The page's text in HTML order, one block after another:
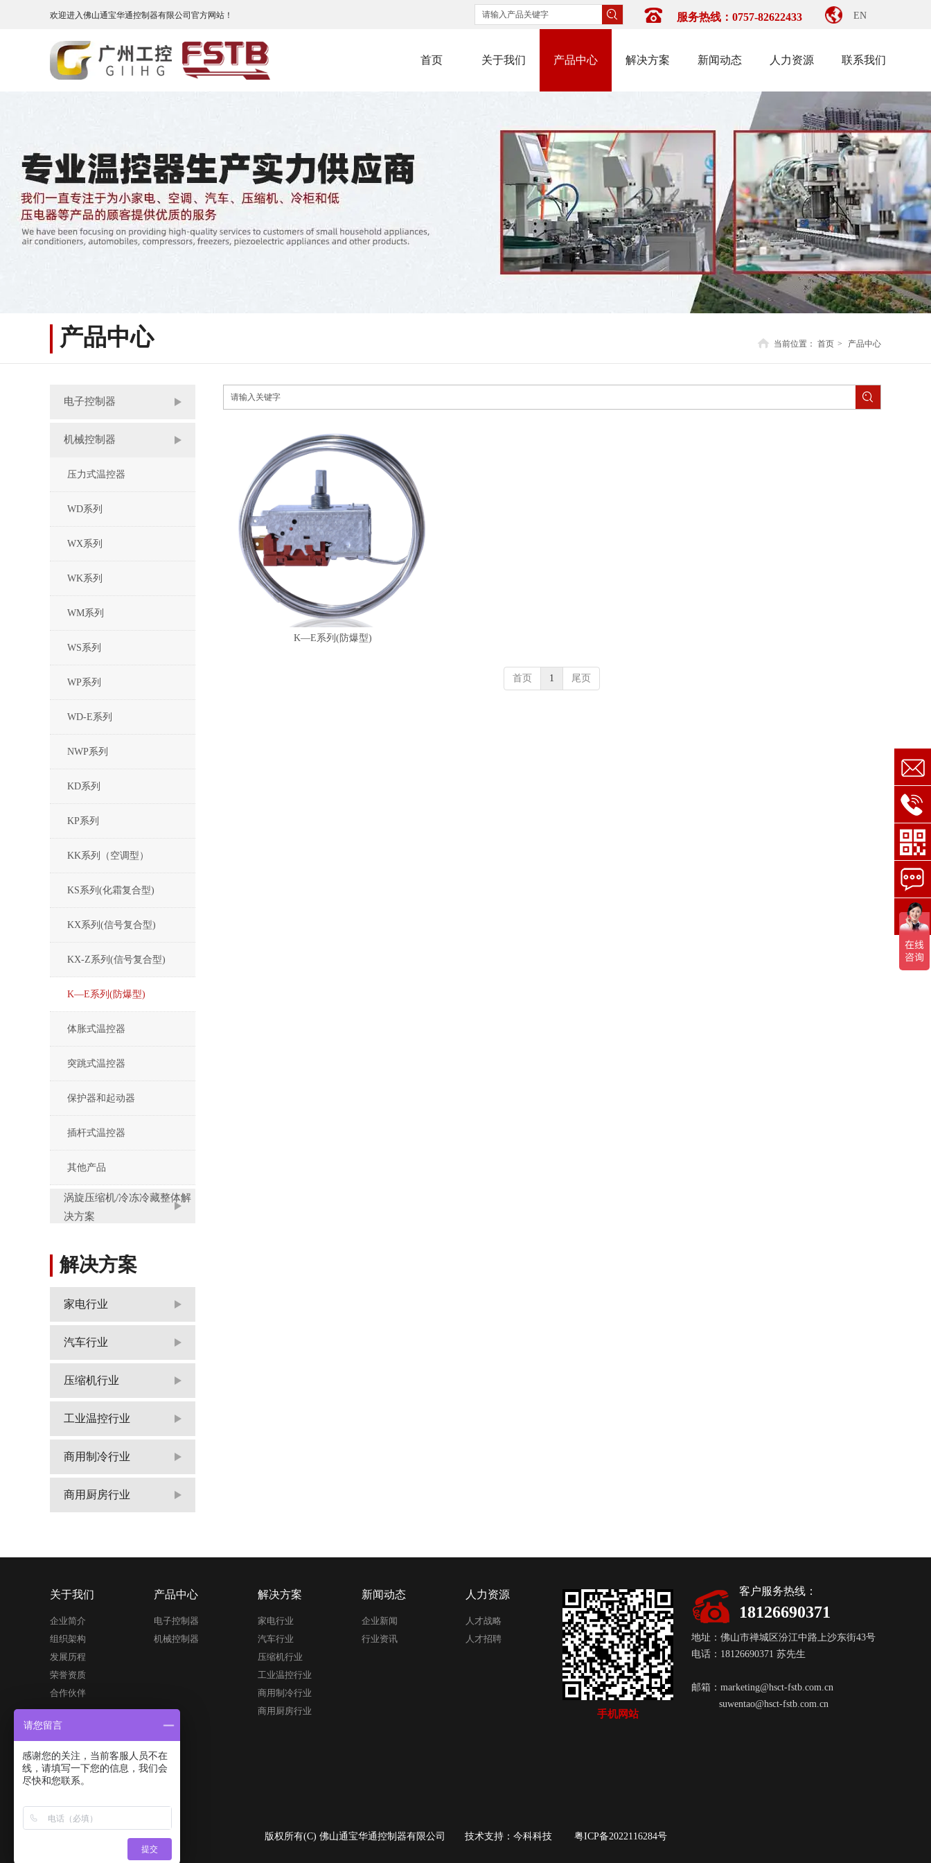
欢迎进入佛山通宝华通控制器有限公司官方网站！ 服务热线：0757-82622433 EN
首页 关于我们 产品中心 解决方案 新闻动态 人力资源 联系我们
产品中心 当前位置： 首页 > 产品中心
电子控制器
机械控制器
压力式温控器
WD系列
WX系列
WK系列
WM系列
WS系列
WP系列
WD-E系列
NWP系列
KD系列
KP系列
KK系列（空调型）
KS系列(化霜复合型)
KX系列(信号复合型)
KX-Z系列(信号复合型)
K—E系列(防爆型)
体胀式温控器
突跳式温控器
保护器和起动器
插杆式温控器
其他产品
涡旋压缩机/冷冻冷藏整体解
决方案
解决方案
家电行业
汽车行业
压缩机行业
工业温控行业
商用制冷行业
商用厨房行业
K—E系列(防爆型)
首页 1 尾页
客户服务热线：
18126690371
地址：佛山市禅城区汾江中路上沙东街43号
电话：18126690371 苏先生
邮箱： marketing@hsct-fstb.com.cn
suwentao@hsct-fstb.com.cn
手机网站
关于我们
企业简介
组织架构
发展历程
荣誉资质
合作伙伴
产品中心
电子控制器
机械控制器
解决方案
家电行业
汽车行业
压缩机行业
工业温控行业
商用制冷行业
商用厨房行业
新闻动态
企业新闻
行业资讯
人力资源
人才战略
人才招聘
版权所有(C) 佛山通宝华通控制器有限公司 技术支持： 今科科技 粤ICP备2022116284号
请您留言
感谢您的关注，当前客服人员不在
线，请填写一下您的信息，我们会
尽快和您联系。
提交